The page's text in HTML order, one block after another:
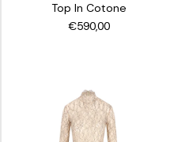
Top In Cotone
€590,00